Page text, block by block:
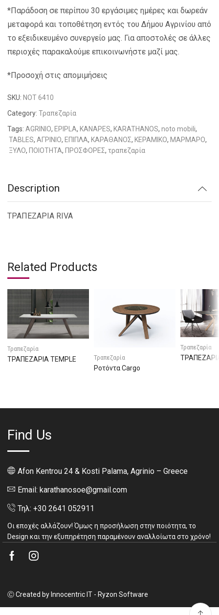
*Παράδοση σε περίπου 30 εργάσιμες ημέρες και δωρεάν
μεταφορά και τοποθέτηση εντός του Δήμου Αγρινίου από
το εξειδικευμένο συνεργείο μας. Για αποστολές σε άλλες
περιοχές παρακαλούμε επικοινωνήστε μαζί μας.
*Προσοχή στις απομιμήσεις
SKU: NOT 6410
Category: Τραπεζαρία
Tags: AGRINIO, EPIPLA, KANAPES, KARATHANOS, noto mobili,
TABLES, ΑΓΡΙΝΙΟ, ΕΠΙΠΛΑ, ΚΑΡΑΘΑΝΟΣ, ΚΕΡΑΜΙΚΟ, ΜΑΡΜΑΡΟ,
ΞΥΛΟ, ΠΟΙΟΤΗΤΑ, ΠΡΟΣΦΟΡΕΣ, τραπεζαρία
Description
ΤΡΑΠΕΖΑΡΙΑ RIVA
Related Products
Τραπεζαρία
ΤΡΑΠΕΖΑΡΙΑ TEMPLE Τραπεζαρία
Ροτόντα Cargo
Τραπεζαρία
Find Us
Afon Kentrou 24 & Kosti Palama, Agrinio – Greece
Email: karathanosoe@gmail.com
Τηλ: +30 2641 052911
Οι εποχές αλλάζουν! Όμως η προσήλωση στην ποιότητα, το
Design και την εξυπηρέτηση παραμένουν αναλλοίωτα στο χρόνο!
Facebook
Ⓒ Created by Innocentric IT - Ryzon Software